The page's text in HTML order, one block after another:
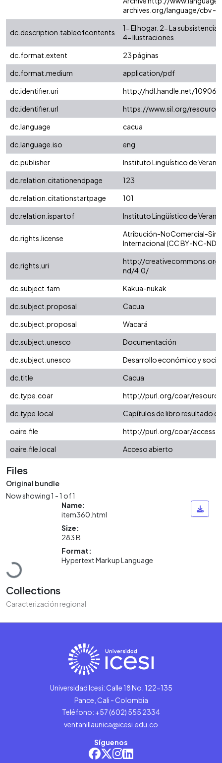
archives.org/language/cbv -
dc.description.tableofcontents
1- El hogar. 2- La
4- Ilustraciones
dc.format.extent
23 páginas
dc.format.medium
application/pdf
dc.identifier.uri
http://hdl.handle.net/10906/
dc.identifier.url
https://www.sil.org/
dc.language
cacua
dc.language.iso
eng
dc.publisher
Instituto Lingüístico de Verano
dc.relation.citationendpage
123
dc.relation.citationstartpage
101
dc.relation.ispartof
Instituto Lingüístico de Verano
dc.rights.license
Atribución-NoComercial-
Internacional (CC BY-NC-ND
dc.rights.uri
http://
nd/4.0/
dc.subject.fam
Kakua-nukak
dc.subject.proposal
Cacua
dc.subject.proposal
Wacará
dc.subject.unesco
Documentación
dc.subject.unesco
Desarrollo económico y social
dc.title
Cacua
dc.type.coar
http://purl.org/coar/
dc.type.local
Capítulos de libro resultado
oaire.file
http://purl.org/coar/
oaire.file.local
Acceso abierto
Files
Original bundle
Now showing1 - 1 of 1
Loading...
Name:
item360.html
Size:
283 B
Format:
Hypertext Markup Language
Collections
Caracterización regional
Universidad Icesi: Calle 18 No. 122-135
Pance, Cali - Colombia
Teléfono: +57 (602) 555 2334
ventanillaunica@icesi.edu.co
Síguenos